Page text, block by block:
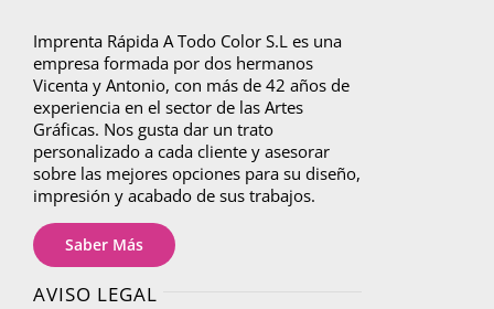
Imprenta Rápida A Todo Color S.L es una
empresa formada por dos hermanos
Vicenta y Antonio, con más de 42 años de
experiencia en el sector de las Artes
Gráficas. Nos gusta dar un trato
personalizado a cada cliente y asesorar
sobre las mejores opciones para su diseño,
impresión y acabado de sus trabajos.
Saber Más
AVISO LEGAL